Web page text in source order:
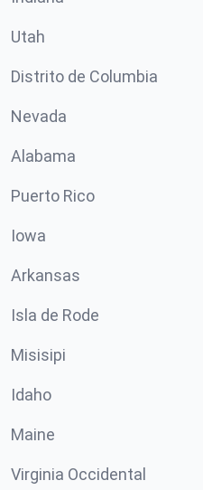
Utah
Distrito de Columbia
Nevada
Alabama
Puerto Rico
Iowa
Arkansas
Isla de Rode
Misisipi
Idaho
Maine
Virginia Occidental